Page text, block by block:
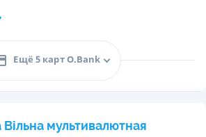
Ещё 5 карт O.Bank
мультивалютная